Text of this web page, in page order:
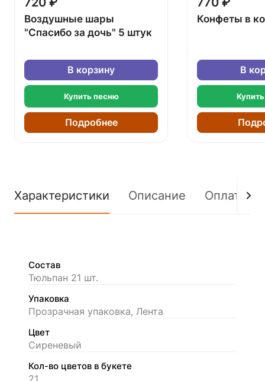
Воздушные шары
"Спасибо за дочь" 5 штук
В корзину
Купить песню
Подробнее
Конфеты в
В
Характеристики Описание Оплата
Состав
Тюльпан 21 шт.
Упаковка
Прозрачная упаковка, Лента
Цвет
Сиреневый
Кол-во цветов в букете
21